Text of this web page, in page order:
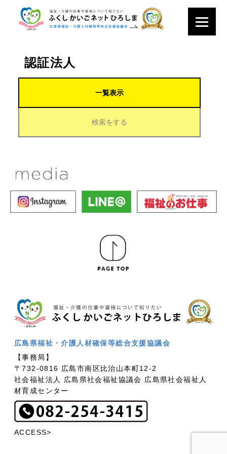
認証法人
一覧表示
検索をする
広島県福祉・介護人材確保等総合支援協議会
【事務局】
〒732-0816 広島市南区比治山本町12-2
社会福祉法人 広島県社会福祉協議会 広島県社会福祉人
材育成センター
ACCESS>